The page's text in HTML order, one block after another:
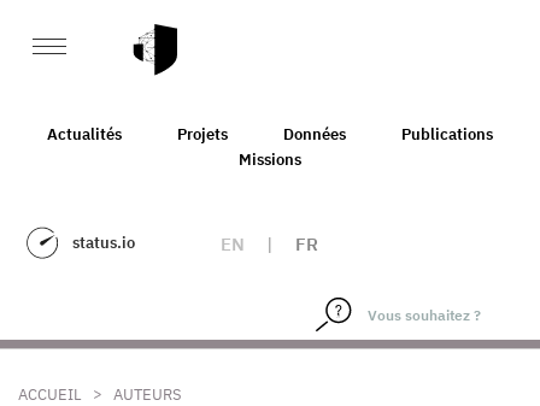
Actualités Projets Données
Publications
Missions
status.io EN | FR
ACCUEIL > AUTEURS